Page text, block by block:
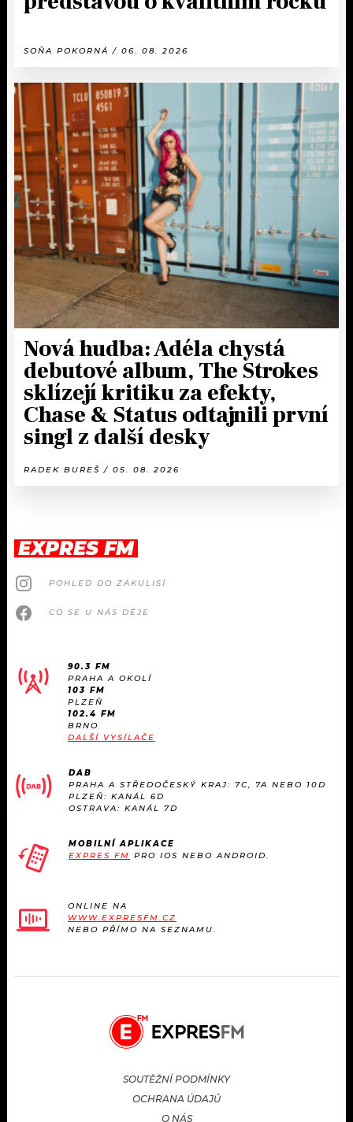
SOŇA POKORNÁ / 06. 08. 2026
Nová hudba: Adéla chystá
debutové album, The Strokes
sklízejí kritiku za efekty,
Chase & Status odtajnili první
singl z další desky
RADEK BUREŠ / 05. 08. 2026
EXPRES FM
POHLED DO ZÁKULISÍ
CO SE U NÁS DĚJE
90.3 FM
PRAHA A OKOLÍ
103 FM
PLZEŇ
102.4 FM
BRNO
DALŠÍ VYSÍLAČE
DAB
PRAHA A STŘEDOČESKÝ KRAJ: 7C, 7A NEBO 10D
PLZEŇ: KANÁL 6D
OSTRAVA: KANÁL 7D
MOBILNÍ APLIKACE
EXPRES FM PRO IOS NEBO ANDROID.
ONLINE NA
WWW.EXPRESFM.CZ
NEBO PŘÍMO NA SEZNAMU.
SOUTĚŽNÍ PODMÍNKY
OCHRANA ÚDAJŮ
O NÁS